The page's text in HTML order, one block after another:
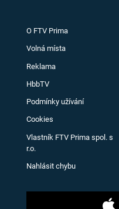
O FTV Prima
Volná místa
Reklama
HbbTV
Podmínky užívání
Cookies
Vlastník FTV Prima spol. s
r.o.
Nahlásit chybu